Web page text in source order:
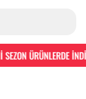
SEZON ÜRÜNLERDE